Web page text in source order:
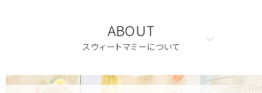
ABOUT
スウィートマミーについて